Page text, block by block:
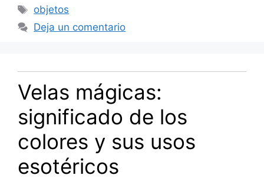
Etiquetas
objetos
Deja un comentario
Velas mágicas:
significado de los
colores y sus usos
esotéricos